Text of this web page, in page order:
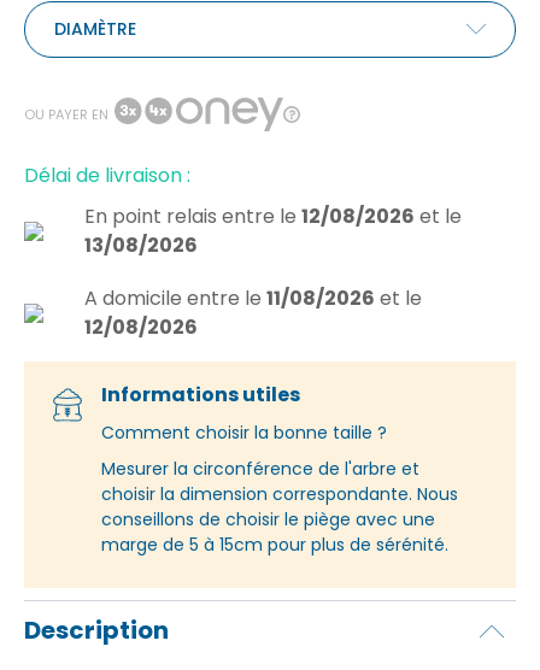
DIAMÈTRE
OU PAYER EN
Délai de livraison :
En point relais entre le 12/08/2026 et le
13/08/2026
A domicile entre le 11/08/2026 et le
12/08/2026
Informations utiles
Comment choisir la bonne taille ?
Mesurer la circonférence de l'arbre et
choisir la dimension correspondante. Nous
conseillons de choisir le piège avec une
marge de 5 à 15cm pour plus de sérénité.
Description